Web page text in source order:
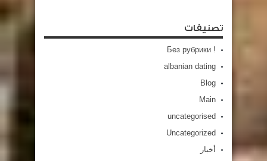
تصنيفات
! Без рубрики
albanian dating
Blog
Main
uncategorised
Uncategorized
أخبار